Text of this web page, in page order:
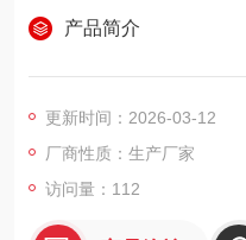
产品简介
更新时间：2026-03-12
厂商性质：生产厂家
访问量：112